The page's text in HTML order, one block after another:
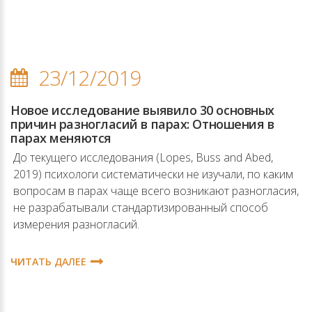
23/12/2019
Новое исследование выявило 30 основных
причин разногласий в парах: Отношения в
парах меняются
До текущего исследования (Lopes, Buss and Abed,
2019) психологи систематически не изучали, по каким
вопросам в парах чаще всего возникают разногласия,
не разрабатывали стандартизированный способ
измерения разногласий.
ЧИТАТЬ ДАЛЕЕ